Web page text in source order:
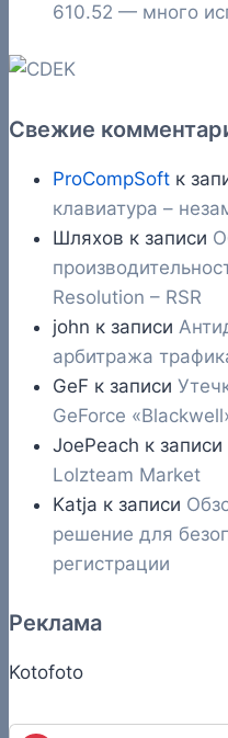
610.52 — много
Свежие
ProCompSoft к
клавиатура –
Шляхов к записи
Resolution – RSR
john к записи
арбитража
GeF к записи
GeForce
JoePeach к записи
Lolzteam Market
Katja к записи
решение для
регистрации
Реклама
Kotofoto